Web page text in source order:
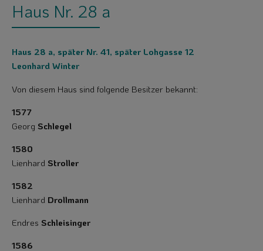
Haus Nr. 28 a
Haus 28 a, später Nr. 41, später Lohgasse 12
Leonhard Winter
Von diesem Haus sind folgende Besitzer bekannt:
1577
Georg Schlegel
1580
Lienhard Stroller
1582
Lienhard Drollmann
Endres Schleisinger
1586